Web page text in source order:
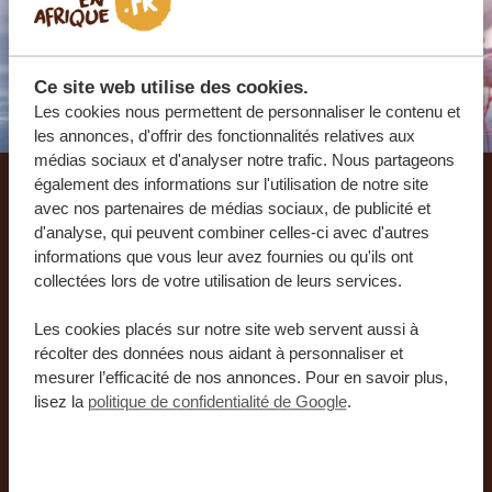
Ce site web utilise des cookies.
Les cookies nous permettent de personnaliser le contenu et
les annonces, d'offrir des fonctionnalités relatives aux
médias sociaux et d'analyser notre trafic. Nous partageons
également des informations sur l'utilisation de notre site
avec nos partenaires de médias sociaux, de publicité et
d'analyse, qui peuvent combiner celles-ci avec d'autres
informations que vous leur avez fournies ou qu'ils ont
collectées lors de votre utilisation de leurs services.
Les cookies placés sur notre site web servent aussi à
récolter des données nous aidant à personnaliser et
mesurer l’efficacité de nos annonces. Pour en savoir plus,
lisez la politique de confidentialité de Google.
Laissez-nous créer votre
voyage sur mesure
ENGAGEMENT